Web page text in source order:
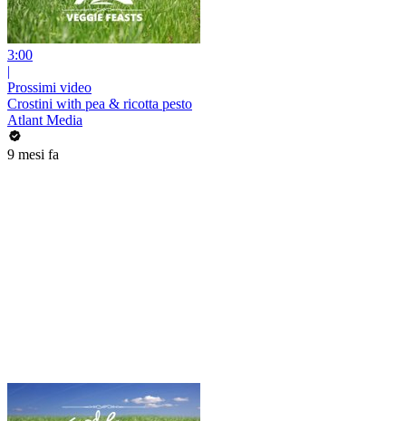
3:00
|
Prossimi video
Crostini with pea & ricotta pesto
Atlant Media
9 mesi fa